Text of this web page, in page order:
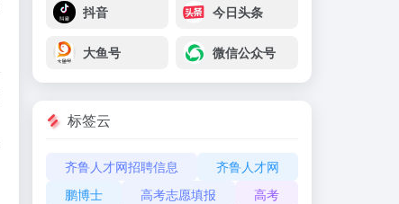
抖音 今日头条
大鱼号 微信公众号
标签云
齐鲁人才网招聘信息
齐鲁人才网
鹏博士
高考志愿填报
高考